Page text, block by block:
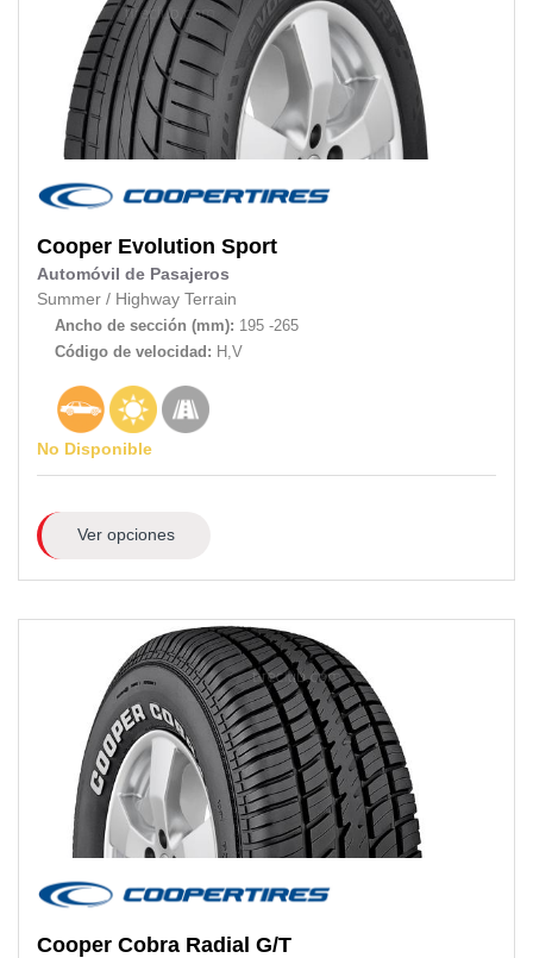
Cooper Evolution Sport
Automóvil de Pasajeros
Summer / Highway Terrain
Ancho de sección (mm): 195 -265
Código de velocidad: H,V
No Disponible
Ver opciones
Cooper Cobra Radial G/T